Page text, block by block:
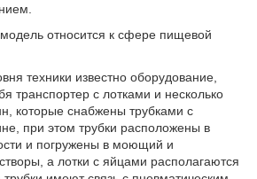
относится к сфере пищевой
техники известно оборудование,
транспортер с лотками и несколько
которые снабжены трубками с
при этом трубки расположены в
и погружены в моющий и
а лотки с яйцами располагаются